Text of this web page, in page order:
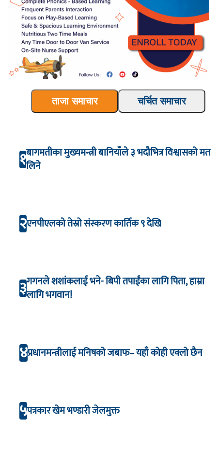
ताजा समाचार चर्चित समाचार
१बागमतीका मुख्यमन्त्री बानियाँले ३ भदौभित्र विश्वासको मत
लिने
२एनपीएलको तेस्रो संस्करण कार्तिक ९ देखि
३गगनले शशांकलाई भने- बिपी तपाईंका लागि पिता, हाम्रा
लागि भगवान!
४प्रधानमन्त्रीलाई मनिषको जबाफ– यहाँ कोही एक्लो छैन
५पत्रकार खेम भण्डारी जेलमुक्त